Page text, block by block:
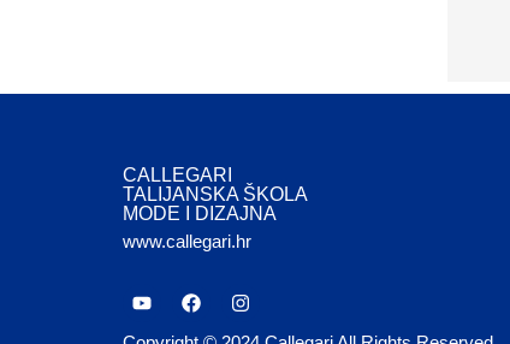
CALLEGARI
TALIJANSKA ŠKOLA
MODE I DIZAJNA
www.callegari.hr